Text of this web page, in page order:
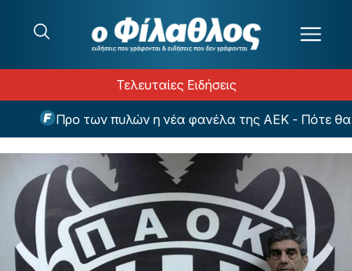
Τελευταίες Ειδήσεις
Προ των πυλών η νέα φανέλα της ΑΕΚ - Πότε θα